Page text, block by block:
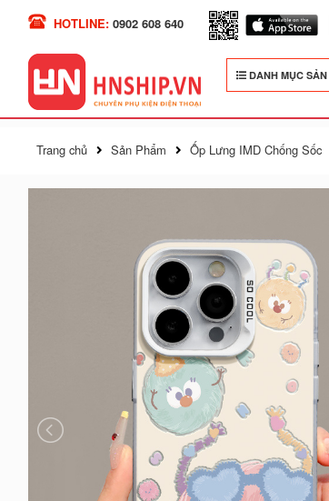
HOTLINE: 0902 608 640
DANH MỤC
Trang chủ Sản Phẩm Ốp Lưng IMD Chống Sốc